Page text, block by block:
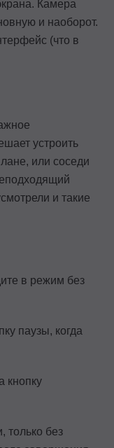
Камера
и наоборот.
(что в
устроить
или соседи
и такие
в режим без
паузы, когда
кнопку
только без